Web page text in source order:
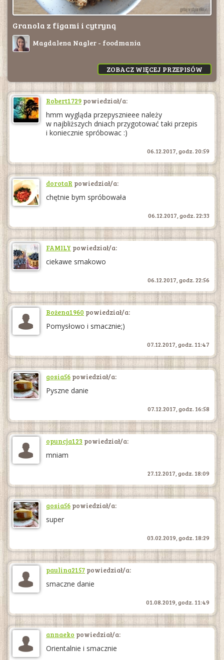
Granola z figami i cytryną
Magdalena Nagler - foodmania
ZOBACZ WIĘCEJ PRZEPISÓW
Robert1729 powiedział/a:
hmm wygląda przepysznieee należy
w najbliższych dniach przygotować taki przepis
i koniecznie spróbowac :)
06.12.2017, godz. 20:59
dorotaR powiedział/a:
chętnie bym spróbowała
06.12.2017, godz. 22:33
FAMILY powiedział/a:
ciekawe smakowo
06.12.2017, godz. 22:56
Bożena1960 powiedział/a:
Pomysłowo i smacznie;)
07.12.2017, godz. 11:47
gosia56 powiedział/a:
Pyszne danie
07.12.2017, godz. 16:58
opuncja123 powiedział/a:
mniam
27.12.2017, godz. 18:09
gosia56 powiedział/a:
super
03.02.2019, godz. 18:29
paulina2157 powiedział/a:
smaczne danie
01.08.2019, godz. 11:49
annaeko powiedział/a:
Orientalnie i smacznie